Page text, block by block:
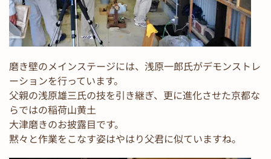
磨き壁のメインステージには、浅原一郎氏がデモンストレ
ーションを行っています。
父親の浅原雄三氏の技を引き継ぎ、更に進化させた京都な
らではの稲荷山黄土
大津磨きのお披露目です。
黙々と作業をこなす姿はやはり父君に似ていますね。